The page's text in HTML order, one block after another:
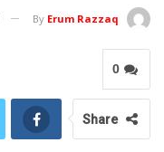
By Erum Razzaq
0
Share